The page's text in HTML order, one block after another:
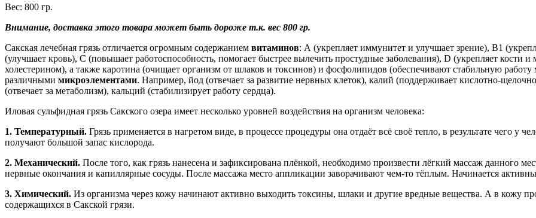
Вес: 800 гр.
Внимание, доставка этого товара может быть дороже т.к. вес 800 гр.
Сакская лечебная грязь отличается огромным содержанием витаминов: А (укрепляет иммунитет и улучшает зрение), В1
(улучшает кровь), С (повышает работоспособность, помогает быстрее вылечить простудные заболевания), D (укрепляет кости
холестерином), а также каротина (очищает организм от шлаков и токсинов) и фосфолипидов (обеспечивают стабильную
различными микроэлементами. Например, йод (отвечает за развитие нервных клеток), калий (поддерживает кислотно-
(отвечает за метаболизм), кальций (стабилизирует работу сердца).
Иловая сульфидная грязь Сакского озера имеет несколько уровней воздействия на организм человека:
1. Температурный. Грязь применяется в нагретом виде, в процессе процедуры она отдаёт всё своё тепло, в результате чего у
получают большой запас кислорода.
2. Механический. После того, как грязь нанесена и зафиксирована плёнкой, необходимо произвести лёгкий массаж данного
нервные окончания и капиллярные сосуды. После массажа место аппликации заворачивают чем-то тёплым. Начинается
3. Химический. Из организма через кожу начинают активно выходить токсины, шлаки и другие вредные вещества. А в кожу
содержащихся в Сакской грязи.